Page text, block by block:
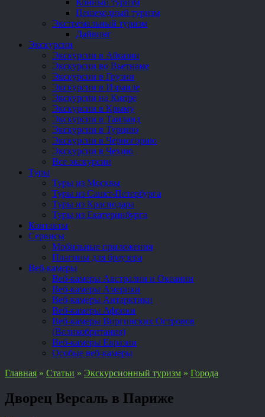
Конный туризм
Пешеходный туризм
Экстремальный туризм
Дайвинг
Экскурсии
Экскурсии в Абхазии
Экскурсии во Вьетнаме
Экскурсии в Грузии
Экскурсии в Израиле
Экскурсии на Кипре
Экскурсии в Крыму
Экскурсии в Таиланд
Экскурсии в Турцию
Экскурсии в Черногорию
Экскурсии в Чехию
Все экскурсии
Туры
Туры из Москвы
Туры из Санкт-Петербурга
Туры из Краснодара
Туры из Екатеринбурга
Контакты
Сервисы
Мобильные приложения
Плагины для браузера
Веб-камеры
Веб-камеры Австралии и Океании
Веб-камеры Америки
Веб-камеры Антарктики
Веб-камеры Африки
Веб-камеры Виргинских Островов
(Великобритания)
Веб-камеры Евразии
Особые веб-камеры
Главная » Статьи » Экскурсионный туризм » Города
Дворец Версаль в Париже